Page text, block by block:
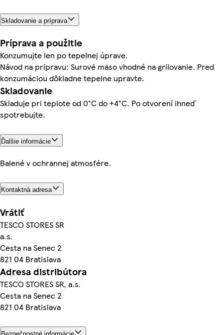
Skladovanie a príprava
Príprava a použitie
Konzumujte len po tepelnej úprave.
Návod na prípravu: Surové mäso vhodné na grilovanie. Pred
konzumáciou dôkladne tepelne upravte.
Skladovanie
Skladuje pri teplote od 0°C do +4°C. Po otvorení ihneď
spotrebujte.
Ďalšie informácie
Balené v ochrannej atmosfére.
Kontaktná adresa
Vrátiť
TESCO STORES SR
a.s.
Cesta na Senec 2
821 04 Bratislava
Adresa distribútora
TESCO STORES SR, a.s.
Cesta na Senec 2
821 04 Bratislava